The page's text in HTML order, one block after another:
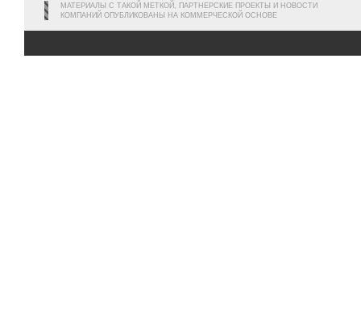
МАТЕРИАЛЫ С ТАКОЙ МЕТКОЙ, ПАРТНЕРСКИЕ ПРОЕКТЫ И НОВОСТИ
КОМПАНИЙ ОПУБЛИКОВАНЫ НА КОММЕРЧЕСКОЙ ОСНОВЕ